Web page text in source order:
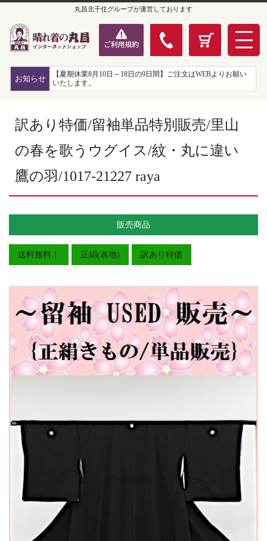
丸昌北千住グループが運営しております
お知らせ
【夏期休業8月10日～18日の9日間】ご注文はWEBよりお願い
いたします。
訳あり特価/留袖単品特別販売/里山
の春を歌うウグイス/紋・丸に違い
鷹の羽/1017-21227 raya
販売商品
送料無料！ 正絹(表地) 訳あり特価